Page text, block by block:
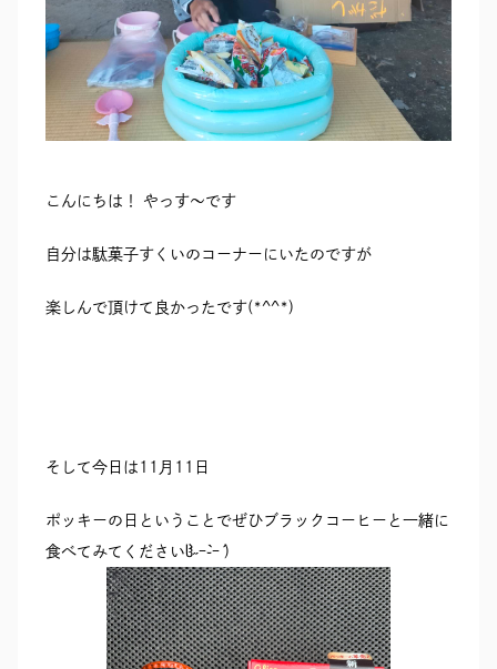
こんにちは！ やっす〜です
自分は駄菓子すくいのコーナーにいたのですが
楽しんで頂けて良かったです(*^^*)
そして今日は11月11日
ポッキーの日ということでぜひブラックコーヒーと一緒に
食べてみてくださいჱ̒˶ｰ̀֊ｰ́ )